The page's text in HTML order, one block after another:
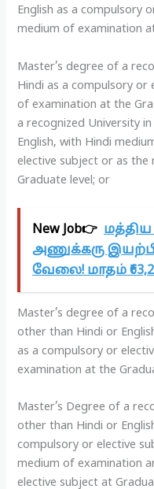
English as a compulsory
medium of examination
Master’s degree of a
Hindi as a compulsory or
of examination at the
a recognized University
English, with Hindi
elective subject or as
Graduate level; or
New Job👉
அணுக்கரு
வேலை! மாதம்
Master’s degree of a
other than Hindi or
as a compulsory or
examination at the
Master’s Degree of a
other than Hindi or
compulsory or elective
medium of examination
elective subject at